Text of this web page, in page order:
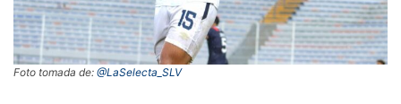
Foto tomada de: @LaSelecta_SLV